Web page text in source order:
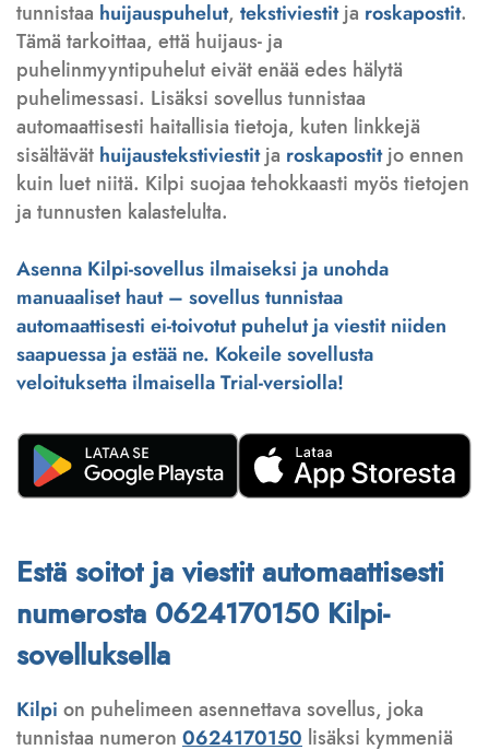
tunnistaa huijauspuhelut, tekstiviestitja roskapostit.
Tämä tarkoittaa, että huijaus- ja
puhelinmyyntipuhelut eivät enää edes hälytä
puhelimessasi. Lisäksi sovellus tunnistaa
automaattisesti haitallisia tietoja, kuten linkkejä
sisältävät huijaustekstiviestitja roskapostitjo ennen
kuin luet niitä. Kilpi suojaa tehokkaasti myös tietojen
ja tunnusten kalastelulta.
Asenna Kilpi-sovellus ilmaiseksi ja unohda
manuaaliset haut – sovellus tunnistaa
automaattisesti ei-toivotut puhelut ja viestit niiden
saapuessa ja estää ne. Kokeile sovellusta
veloituksetta ilmaisella Trial-versiolla!
Estä soitot ja viestit automaattisesti
numerosta 0624170150 Kilpi-
sovelluksella
Kilpi on puhelimeen asennettava sovellus, joka
tunnistaa numeron 0624170150 lisäksi kymmeniä